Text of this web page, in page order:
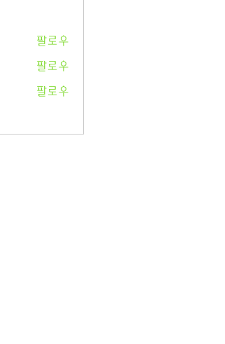
팔로우
팔로우
팔로우